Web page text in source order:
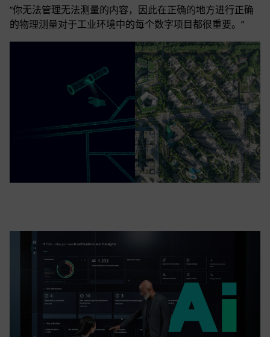
“你无法管理无法测量的内容，因此在正确的地方进行正确
的物理测量对于工业环境中的每个数字项目都很重要。”